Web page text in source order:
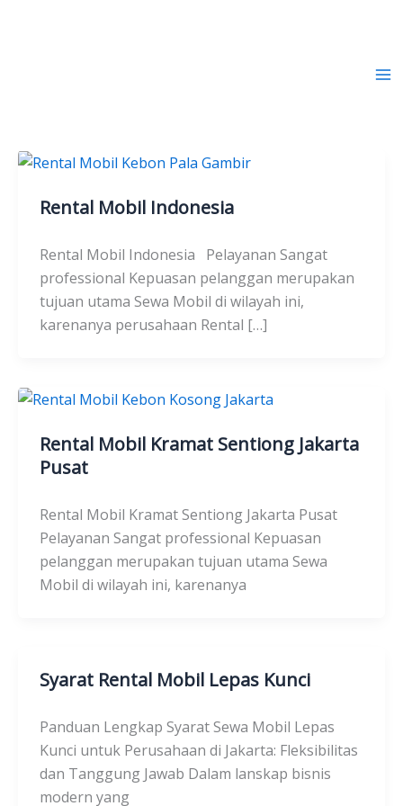
Rental Mobil Indonesia
Rental Mobil Indonesia Pelayanan Sangat
professional Kepuasan pelanggan merupakan
tujuan utama Sewa Mobil di wilayah ini,
karenanya perusahaan Rental […]
Rental Mobil Kramat Sentiong Jakarta
Pusat
Rental Mobil Kramat Sentiong Jakarta Pusat
Pelayanan Sangat professional Kepuasan
pelanggan merupakan tujuan utama Sewa
Mobil di wilayah ini, karenanya
Syarat Rental Mobil Lepas Kunci
Panduan Lengkap Syarat Sewa Mobil Lepas
Kunci untuk Perusahaan di Jakarta: Fleksibilitas
dan Tanggung Jawab Dalam lanskap bisnis
modern yang